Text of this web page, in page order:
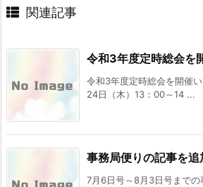
関連記事
令和3年度定時総会を
令和3年度定時総会を開催
24日（木）13：00～14 ...
事務局便りの記事を追
7月6日号～8月3日号までの